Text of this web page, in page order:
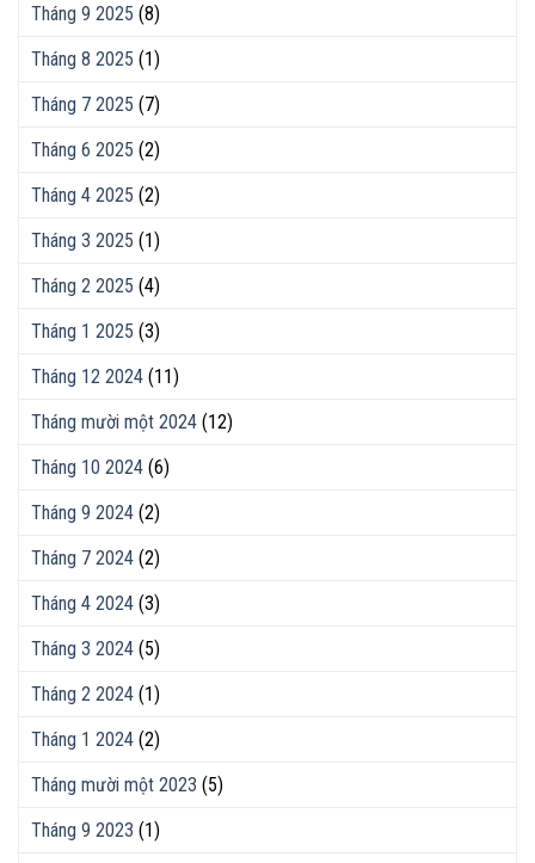
Tháng 9 2025 (8)
Tháng 8 2025 (1)
Tháng 7 2025 (7)
Tháng 6 2025 (2)
Tháng 4 2025 (2)
Tháng 3 2025 (1)
Tháng 2 2025 (4)
Tháng 1 2025 (3)
Tháng 12 2024 (11)
Tháng mười một 2024 (12)
Tháng 10 2024 (6)
Tháng 9 2024 (2)
Tháng 7 2024 (2)
Tháng 4 2024 (3)
Tháng 3 2024 (5)
Tháng 2 2024 (1)
Tháng 1 2024 (2)
Tháng mười một 2023 (5)
Tháng 9 2023 (1)